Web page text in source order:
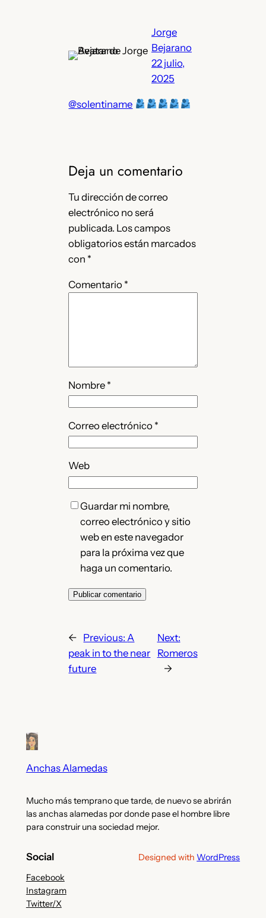
Jorge
Bejarano
22 julio,
2025
@solentiname
Deja un comentario
Tu dirección de correo
electrónico no será
publicada. Los campos
obligatorios están marcados
con *
Comentario *
Nombre *
Correo electrónico *
Web
Guardar mi nombre,
correo electrónico y sitio
web en este navegador
para la próxima vez que
haga un comentario.
← Previous:A
peak in to the near
future
Next:
Romeros
→
Anchas Alamedas
Mucho más temprano que tarde, de nuevo se abrirán
las anchas alamedas por donde pase el hombre libre
para construir una sociedad mejor.
Social
Facebook
Instagram
Twitter/X
Designed with WordPress